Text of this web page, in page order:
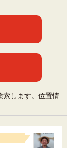
索します。位置情